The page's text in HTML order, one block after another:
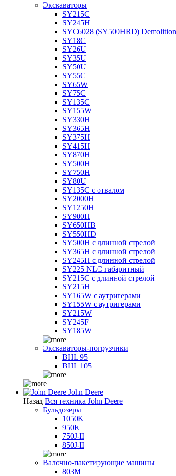
Экскаваторы
SY215C
SY245H
SYC6028 (SY500HRD) Demolition
SY18C
SY26U
SY35U
SY50U
SY55C
SY65W
SY75C
SY135C
SY155W
SY330H
SY365H
SY375H
SY415H
SY870H
SY500H
SY750H
SY80U
SY135C с отвалом
SY2000H
SY1250H
SY980H
SY650HB
SY550HD
SY500H с длинной стрелой
SY365H с длинной стрелой
SY245H с длинной стрелой
SY225 NLC габаритный
SY215C с длинной стрелой
SY215H
SY165W с аутригерами
SY155W с аутригерами
SY215W
SY245F
SY185W
Экскаваторы-погрузчики
BHL 95
BHL 105
John Deere
Назад Вся техника John Deere
Бульдозеры
1050K
950K
750J-II
850J-II
Валочно-пакетирующие машины
803M